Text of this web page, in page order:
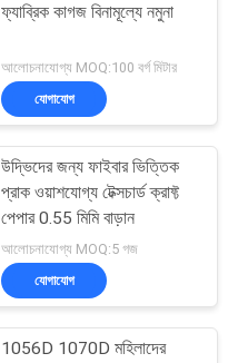
ফ্যাব্রিক কাগজ বিনামূল্যে নমুনা
আলোচনাযোগ্য MOQ:100 বর্গ মিটার
যোগাযোগ
উদ্ভিদের জন্য ফাইবার ভিত্তিক
প্রাক ওয়াশযোগ্য টেক্সচার্ড ক্রাফ্ট
পেপার 0.55 মিমি বাড়ান
আলোচনাযোগ্য MOQ:5 গজ
যোগাযোগ
1056D 1070D মহিলাদের